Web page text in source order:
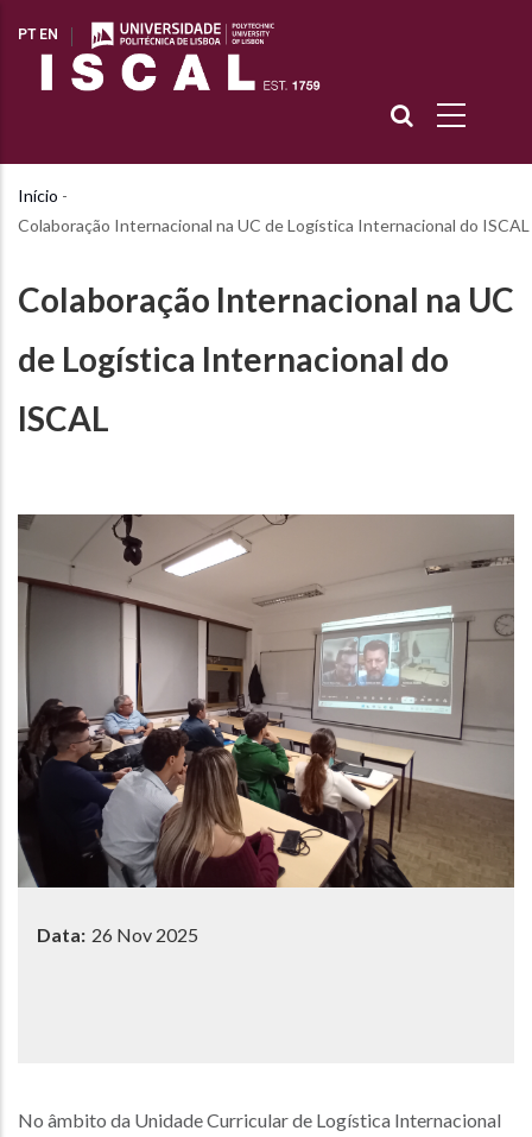
para
PT EN
Colaboração Internacional na UC
de Logística Internacional do
ISCAL
Data: 26 Nov 2025
No âmbito da Unidade Curricular de Logística Internacional
Navegação
Início -
Colaboração Internacional na UC de Logística Internacional do ISCAL